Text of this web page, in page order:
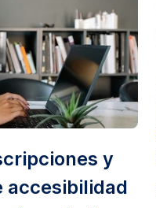
y
accesibilidad